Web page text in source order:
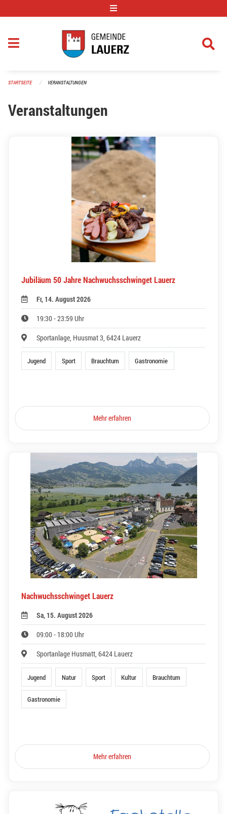
STARTSEITE VERANSTALTUNGEN
Veranstaltungen
Jubiläum 50 Jahre Nachwuchsschwinget Lauerz
Fr, 14. August 2026
19:30 - 23:59 Uhr
Sportanlage, Huusmat 3, 6424 Lauerz
Jugend Sport Brauchtum Gastronomie
Mehr erfahren
Nachwuchsschwinget Lauerz
Sa, 15. August 2026
09:00 - 18:00 Uhr
Sportanlage Husmatt, 6424 Lauerz
Jugend Natur Sport Kultur Brauchtum
Gastronomie
Mehr erfahren